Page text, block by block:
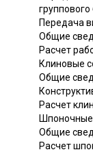
Передача
Общие
Расчет
Клиновые
Общие
Расчет
Шпоночные
Общие
Расчет